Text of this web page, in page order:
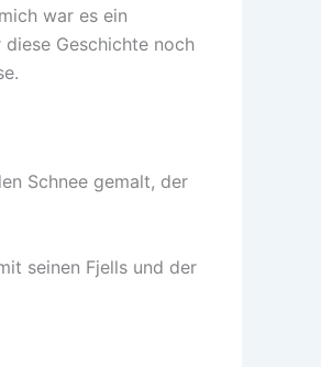
war es ein
Geschichte noch
Schnee gemalt, der
seinen Fjells und der